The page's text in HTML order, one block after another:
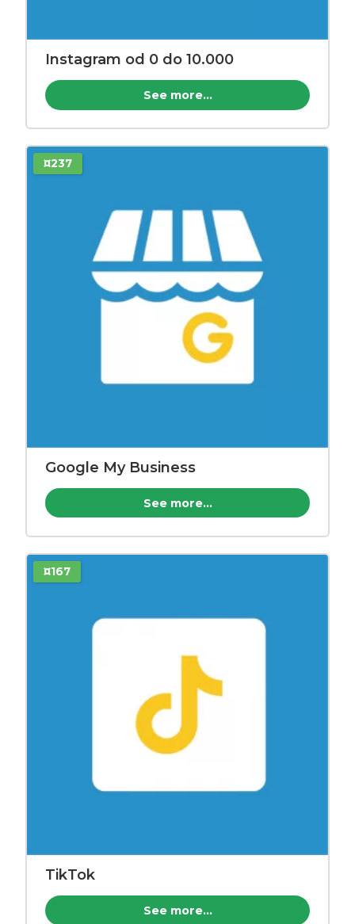
Instagram od 0 do 10.000
See more...
¤237
Google My Business
See more...
¤167
TikTok
See more...